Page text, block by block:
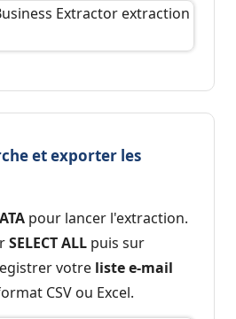
et exporter les
pour lancer l'extraction.
SELECT ALL puis sur
votre liste e-mail
CSV ou Excel.